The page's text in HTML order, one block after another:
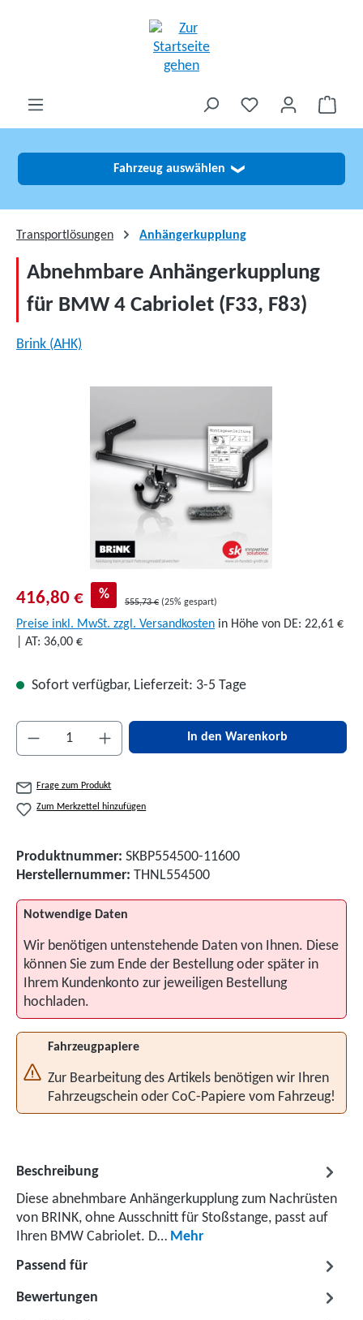
Fahrzeug auswählen ❯
Transportlösungen Anhängerkupplung
Abnehmbare Anhängerkupplung
für BMW 4 Cabriolet (F33, F83)
Brink (AHK)
416,80 € % 555,73 € (25% gespart)
Preise inkl. MwSt. zzgl. Versandkosten in Höhe von DE: 22,61 €
| AT: 36,00 €
Sofort verfügbar, Lieferzeit: 3-5 Tage
Produkt Anzahl: Gib den gewünschten Wert
In den Warenkorb
Frage zum Produkt
Zum Merkzettel hinzufügen
Produktnummer: SKBP554500-11600
Herstellernummer: THNL554500
Notwendige Daten
Wir benötigen untenstehende Daten von Ihnen. Diese
können Sie zum Ende der Bestellung oder später in
Ihrem Kundenkonto zur jeweiligen Bestellung
hochladen.
Fahrzeugpapiere
Zur Bearbeitung des Artikels benötigen wir Ihren
Fahrzeugschein oder CoC-Papiere vom Fahrzeug!
Beschreibung
Diese abnehmbare Anhängerkupplung zum Nachrüsten
von BRINK, ohne Ausschnitt für Stoßstange, passt auf
Ihren BMW Cabriolet. D… Mehr
Passend für
Bewertungen